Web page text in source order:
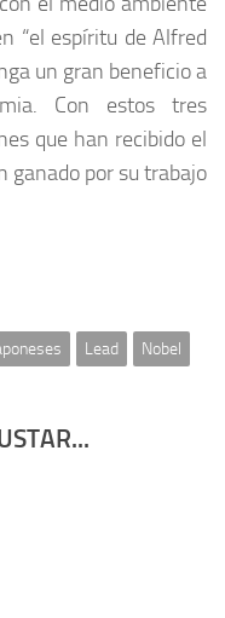
“el espíritu de Alfred
un gran beneficio a
Con estos tres
que han recibido el
ganado por su trabajo
Lead Nobel